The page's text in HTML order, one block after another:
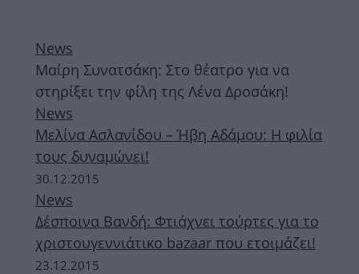
News
Μαίρη Συνατσάκη: Στο θέατρο για να
στηρίξει την φίλη της Λένα Δροσάκη!
News
Mελίνα Ασλανίδου – Ήβη Αδάμου: Η φιλία
τους δυναμώνει!
30.12.2015
News
Δέσποινα Βανδή: Φτιάχνει τούρτες για το
χριστουγεννιάτικο bazaar που ετοιμάζει!
23.12.2015